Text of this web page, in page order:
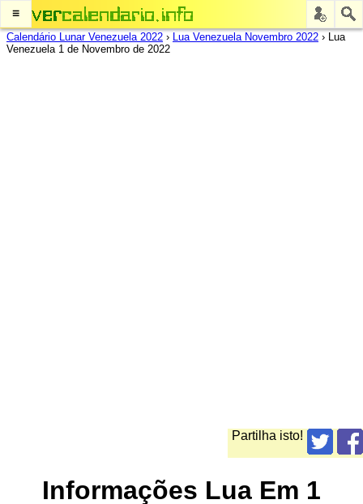
≡
Calendário Lunar Venezuela 2022 › Lua Venezuela Novembro 2022 › Lua
Venezuela 1 de Novembro de 2022
Partilha isto!
Informações Lua Em 1